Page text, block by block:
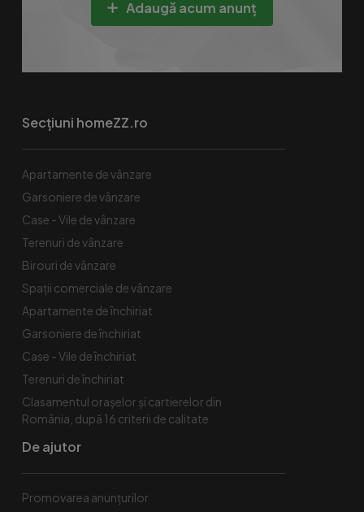
Adaugă acum anunț
Secțiuni homeZZ.ro
Apartamente de vânzare
Garsoniere de vânzare
Case - Vile de vânzare
Terenuri de vânzare
Birouri de vânzare
Spaţii comerciale de vânzare
Apartamente de închiriat
Garsoniere de închiriat
Case - Vile de închiriat
Terenuri de închiriat
Clasamentul orașelor și cartierelor din
România, după 16 criterii de calitate
De ajutor
Promovarea anunțurilor